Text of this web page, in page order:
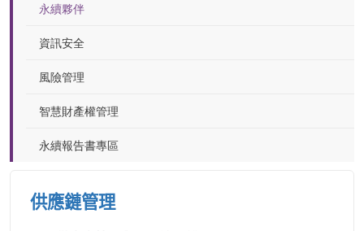
永續夥伴
資訊安全
風險管理
智慧財產權管理
永續報告書專區
供應鏈管理